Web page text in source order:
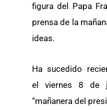
figura del Papa
prensa de la
ideas.
Ha sucedido
el viernes 8 de
“mañanera del